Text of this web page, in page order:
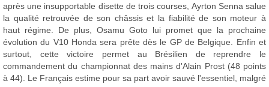
après une insupportable disette de trois courses, Ayrton Senna salue
la qualité retrouvée de son châssis et la fiabilité de son moteur à
haut régime. De plus, Osamu Goto lui promet que la prochaine
évolution du V10 Honda sera prête dès le GP de Belgique. Enfin et
surtout, cette victoire permet au Brésilien de reprendre le
commandement du championnat des mains d'Alain Prost (48 points
à 44). Le Français estime pour sa part avoir sauvé l'essentiel, malgré